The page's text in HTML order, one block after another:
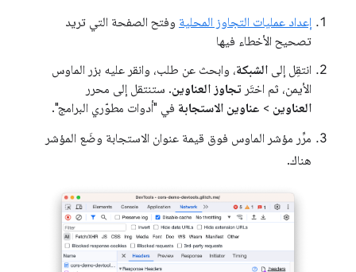
إعداد عمليات التجاوز المحلية وفتح الصفحة التي تريد
تصحيح الأخطاء فيها
انتقِل إلى الشبكة، وابحث عن طلب، وانقر عليه بزر الماوس
الأيمن، ثم اختَر تجاوز العناوين. ستنتقل إلى محرر
العناوين > عناوين الاستجابة في "أدوات مطوّري البرامج".
مرِّر مؤشر الماوس فوق قيمة عنوان الاستجابة وضَع المؤشر
هناك.